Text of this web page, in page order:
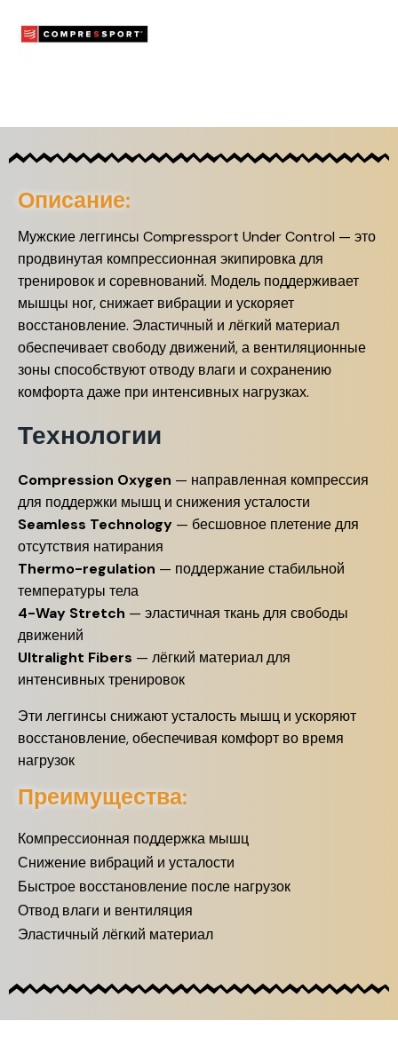
Описание:
Мужские леггинсы Compressport Under Control — это
продвинутая компрессионная экипировка для
тренировок и соревнований. Модель поддерживает
мышцы ног, снижает вибрации и ускоряет
восстановление. Эластичный и лёгкий материал
обеспечивает свободу движений, а вентиляционные
зоны способствуют отводу влаги и сохранению
комфорта даже при интенсивных нагрузках.
Технологии
Compression Oxygen — направленная компрессия
для поддержки мышц и снижения усталости
Seamless Technology — бесшовное плетение для
отсутствия натирания
Thermo-regulation — поддержание стабильной
температуры тела
4-Way Stretch — эластичная ткань для свободы
движений
Ultralight Fibers — лёгкий материал для
интенсивных тренировок
Эти леггинсы снижают усталость мышц и ускоряют
восстановление, обеспечивая комфорт во время
нагрузок
Преимущества:
Компрессионная поддержка мышц
Снижение вибраций и усталости
Быстрое восстановление после нагрузок
Отвод влаги и вентиляция
Эластичный лёгкий материал